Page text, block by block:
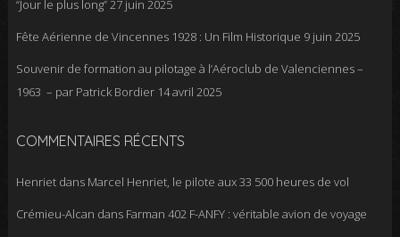
“Jour le plus long”27 juin 2025
Fête Aérienne de Vincennes 1928 : Un Film Historique 9 juin 2025
Souvenir de formation au pilotage à l’Aéroclub de Valenciennes –
1963 – par Patrick Bordier 14 avril 2025
COMMENTAIRES RÉCENTS
Henrietdans Marcel Henriet, le pilote aux 33 500 heures de vol
Crémieu-Alcan dans Farman 402 F-ANFY : véritable avion de voyage